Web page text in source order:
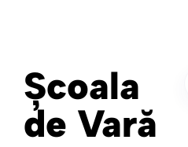
Școala
de Vară